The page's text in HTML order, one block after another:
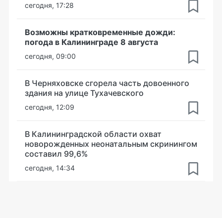
сегодня, 17:28
Возможны кратковременные дожди:
погода в Калининграде 8 августа
сегодня, 09:00
В Черняховске сгорела часть довоенного
здания на улице Тухачевского
сегодня, 12:09
В Калининградской области охват
новорожденных неонатальным скринингом
составил 99,6%
сегодня, 14:34